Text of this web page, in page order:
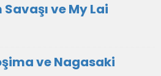
ve My Lai
ve Nagasaki